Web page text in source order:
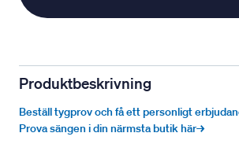
Produktbeskrivning
Beställ tygprov och få ett personligt
Prova sängen i din närmsta butik här→